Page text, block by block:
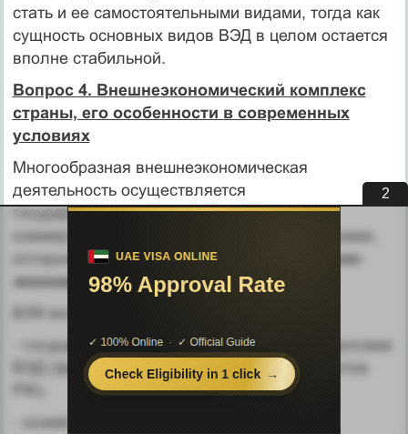
стать и ее са­мостоятельными видами, тогда как
сущность основных видов ВЭД в целом остается
вполне стабильной.
Вопрос 4. Внешнеэкономический комплекс
страны, его особенности в современных
условиях
Многообразная внешнеэкономическая
деятельность осуществля­ется
государственными, производственно-
коммерческими и обще­ственными структурами,
которые в совокупности составляют
внешне­
экономический комплекс(ВЭК) страны.
ВЭК включает следующие звенья:
- государственные органы, ведающие вопросами
ВЭД (федераль­ные, региональные, субъектов
- хозяйственные комплексы, отрасли и
1